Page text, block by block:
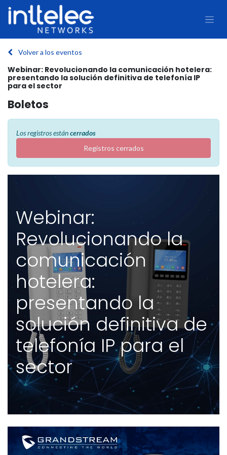
Volver a los eventos
Webinar: Revolucionando la comunicación hotelera:
presentando la solución definitiva de telefonía IP
para el sector
Boletos
Los registros estáncerrados
Registros cerrados
Webinar:
Revolucionando la
comunicación
hotelera:
presentando la
solución definitiva de
telefonía IP para el
sector